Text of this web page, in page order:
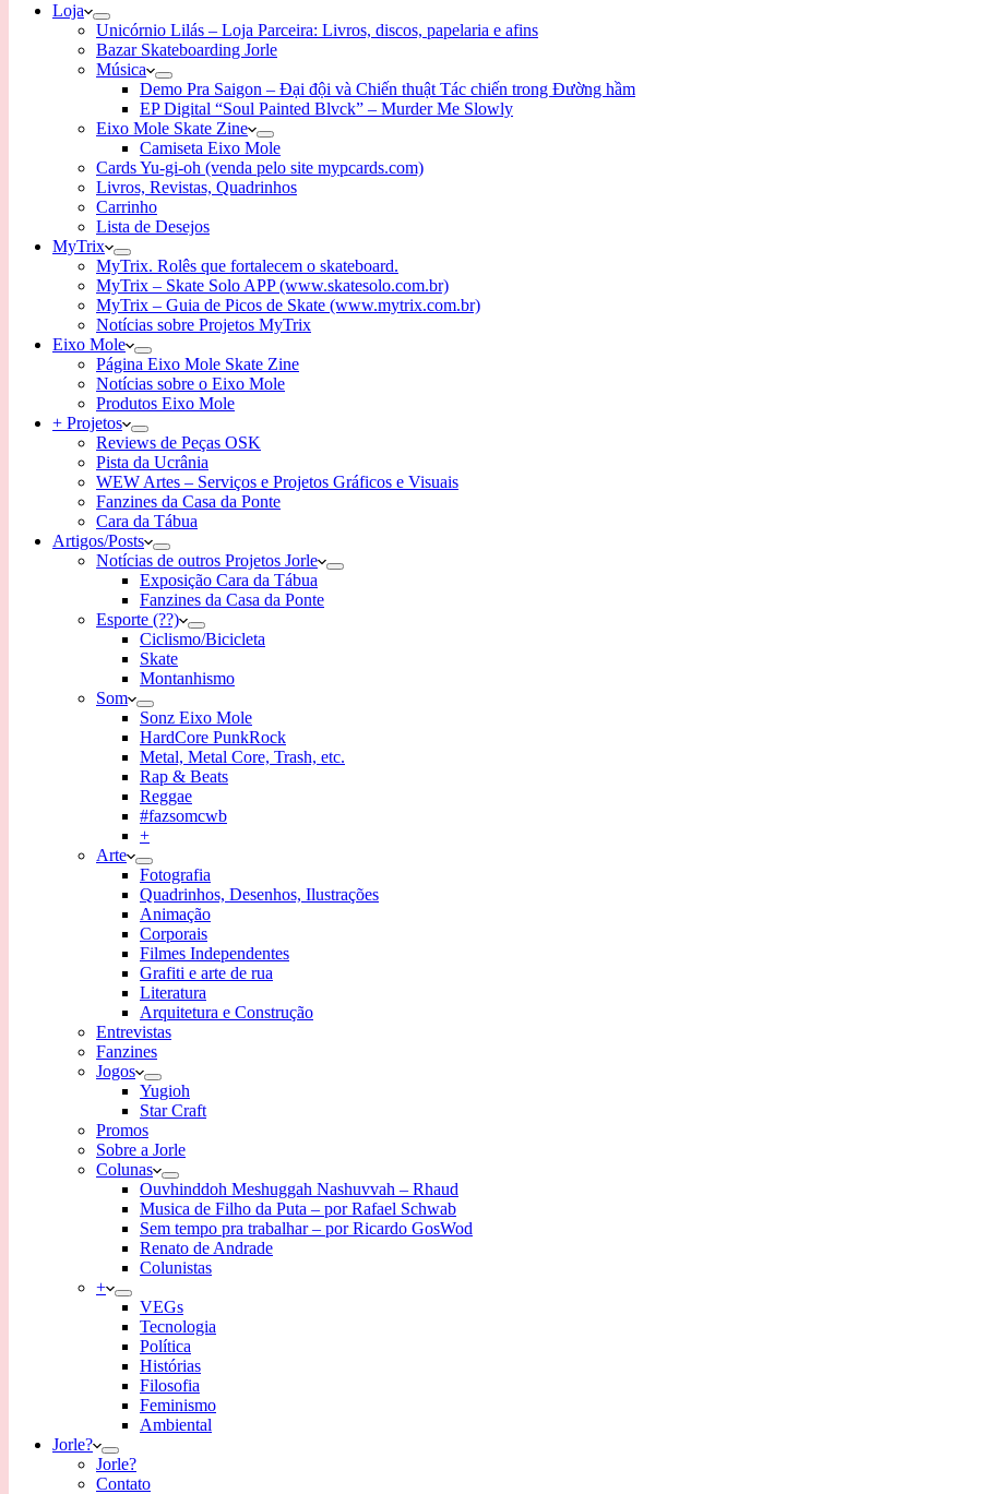
Loja
Unicórnio Lilás – Loja Parceira: Livros, discos, papelaria e afins
Bazar Skateboarding Jorle
Música
Demo Pra Saigon – Đại đội và Chiến thuật Tác chiến trong Đường hầm
EP Digital “Soul Painted Blvck” – Murder Me Slowly
Eixo Mole Skate Zine
Camiseta Eixo Mole
Cards Yu-gi-oh (venda pelo site mypcards.com)
Livros, Revistas, Quadrinhos
Carrinho
Lista de Desejos
MyTrix
MyTrix. Rolês que fortalecem o skateboard.
MyTrix – Skate Solo APP (www.skatesolo.com.br)
MyTrix – Guia de Picos de Skate (www.mytrix.com.br)
Notícias sobre Projetos MyTrix
Eixo Mole
Página Eixo Mole Skate Zine
Notícias sobre o Eixo Mole
Produtos Eixo Mole
+ Projetos
Reviews de Peças OSK
Pista da Ucrânia
WEW Artes – Serviços e Projetos Gráficos e Visuais
Fanzines da Casa da Ponte
Cara da Tábua
Artigos/Posts
Notícias de outros Projetos Jorle
Exposição Cara da Tábua
Fanzines da Casa da Ponte
Esporte (??)
Ciclismo/Bicicleta
Skate
Montanhismo
Som
Sonz Eixo Mole
HardCore PunkRock
Metal, Metal Core, Trash, etc.
Rap & Beats
Reggae
#fazsomcwb
+
Arte
Fotografia
Quadrinhos, Desenhos, Ilustrações
Animação
Corporais
Filmes Independentes
Grafiti e arte de rua
Literatura
Arquitetura e Construção
Entrevistas
Fanzines
Jogos
Yugioh
Star Craft
Promos
Sobre a Jorle
Colunas
Ouvhinddoh Meshuggah Nashuvvah – Rhaud
Musica de Filho da Puta – por Rafael Schwab
Sem tempo pra trabalhar – por Ricardo GosWod
Renato de Andrade
Colunistas
+
VEGs
Tecnologia
Política
Histórias
Filosofia
Feminismo
Ambiental
Jorle?
Jorle?
Contato